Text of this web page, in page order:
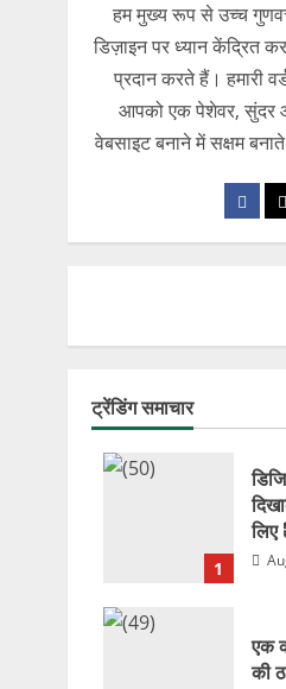
हम मुख्य रूप से उच्च
डिज़ाइन पर ध्यान केंद्रित
प्रदान करते हैं। हमारी
आपको एक पेशेवर, सुंदर
वेबसाइट बनाने में सक्षम
ट्रेंडिंग समाचार
1
लिए
एक
की